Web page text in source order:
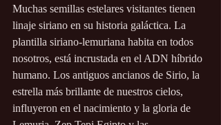
Muchas semillas estelares visitantes tienen
linaje siriano en su historia galáctica. La
plantilla siriano-lemuriana habita en todos
nosotros, está incrustada en el ADN híbrido
humano. Los antiguos ancianos de Sirio, la
estrella más brillante de nuestros cielos,
influyeron en el nacimiento y la gloria de